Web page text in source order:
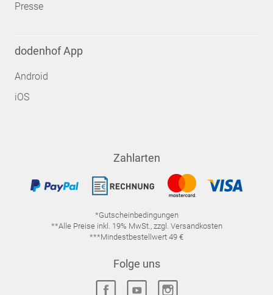
Presse
dodenhof App
Android
iOS
Zahlarten
*Gutscheinbedingungen
**Alle Preise inkl. 19% MwSt., zzgl. Versandkosten
***Mindestbestellwert 49 €
Folge uns